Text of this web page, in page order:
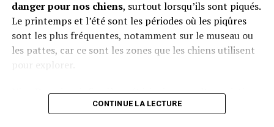
Des croyances étonnantes et une reconnaissance
royale
Les marins avaient une croyance intéressante : un chat
pouvait
provoquer une tempêteà cause de la magie
chat Manx tigréa même été offert à la
reine mère lors de sa visite à l’île. Il est devenu le
danger pour nos chiens, surtout lorsqu’ils sont piqués.
Le printemps et l’été sont les périodes où les piqûres
sont les plus fréquentes, notamment sur le museau ou
les pattes, car ce sont les zones que les chiens utilisent
pour explorer.
Nina Downing, infirmière vétérinaire pour l’association
PDSA, met en garde contre ce danger courant mais
CONTINUE LA LECTURE